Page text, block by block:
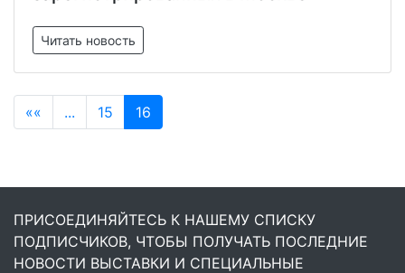
Читать новость
«« ... 15 16
ПРИСОЕДИНЯЙТЕСЬ К НАШЕМУ СПИСКУ
ПОДПИСЧИКОВ, ЧТОБЫ ПОЛУЧАТЬ ПОСЛЕДНИЕ
НОВОСТИ ВЫСТАВКИ И СПЕЦИАЛЬНЫЕ